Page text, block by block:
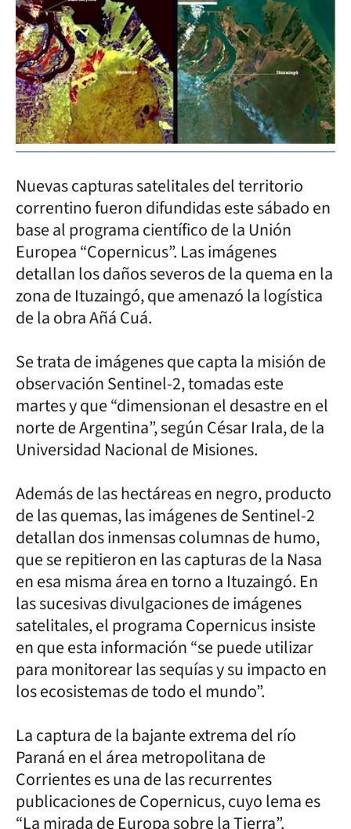
Nuevas capturas satelitales del territorio
correntino fueron difundidas este sábado en
base al programa científico de la Unión
Europea “Copernicus”. Las imágenes
detallan los daños severos de la quema en la
zona de Ituzaingó, que amenazó la logística
de la obra Añá Cuá.
Se trata de imágenes que capta la misión de
observación Sentinel-2, tomadas este
martes y que “dimensionan el desastre en el
norte de Argentina”, según César Irala, de la
Universidad Nacional de Misiones.
Además de las hectáreas en negro, producto
de las quemas, las imágenes de Sentinel-2
detallan dos inmensas columnas de humo,
que se repitieron en las capturas de la Nasa
en esa misma área en torno a Ituzaingó. En
las sucesivas divulgaciones de imágenes
satelitales, el programa Copernicus insiste
en que esta información “se puede utilizar
para monitorear las sequías y su impacto en
los ecosistemas de todo el mundo”.
La captura de la bajante extrema del río
Paraná en el área metropolitana de
Corrientes es una de las recurrentes
publicaciones de Copernicus, cuyo lema es
“La mirada de Europa sobre la Tierra”.